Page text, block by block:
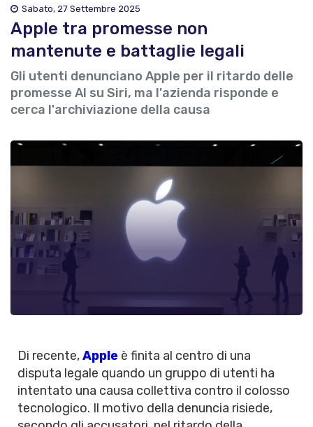
Sabato, 27 Settembre 2025
Apple tra promesse non
mantenute e battaglie legali
Gli utenti denunciano Apple per il ritardo delle
promesse AI su Siri, ma l'azienda risponde e
cerca l'archiviazione della causa
Di recente,Apple è finita al centro di una
disputa legale quando un gruppo di utenti ha
intentato una causa collettiva contro il colosso
tecnologico. Il motivo della denuncia risiede,